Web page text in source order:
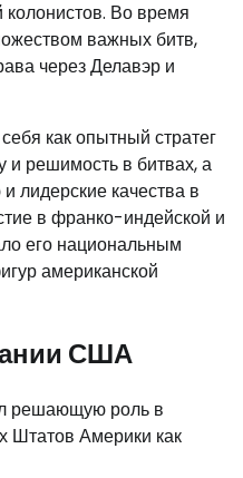
Во время
важных битв,
через Делавэр и
как опытный стратег
и решимость в битвах, а
лидерские качества в
в франко-индейской и
его национальным
американской
США
решающую роль в
Америки как